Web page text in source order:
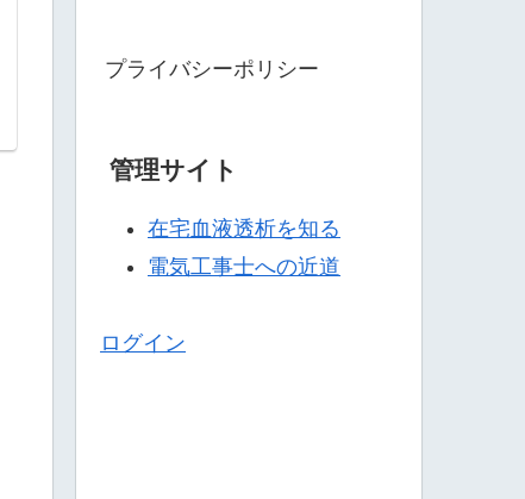
プライバシーポリシー
管理サイト
在宅血液透析を知る
電気工事士への近道
ログイン